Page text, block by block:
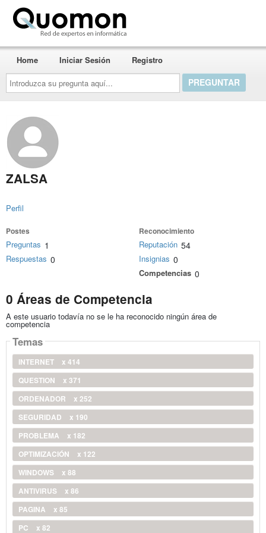
Introduzca
su
pregunta
aquí...
Home Iniciar Sesión Registro
ZALSA
Perfil
Postes
Preguntas 1
Respuestas 0
Reconocimiento
Reputación 54
Insignias 0
Competencias 0
0 Áreas de Competencia
A este usuario todavía no se le ha reconocido ningún área de
competencia
Temas
INTERNET
x 414
QUESTION
x 371
ORDENADOR
x 252
SEGURIDAD
x 190
PROBLEMA
x 182
OPTIMIZACIÓN
x 122
WINDOWS
x 88
ANTIVIRUS
x 86
PAGINA
x 85
PC
x 82